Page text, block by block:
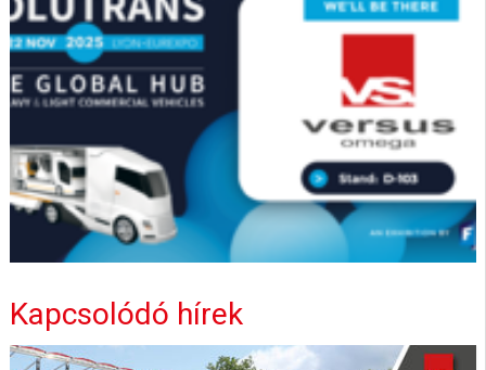
Kapcsolódó hírek